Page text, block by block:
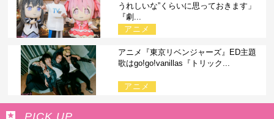
うれしいな”くらいに思っておきます」
『劇...
アニメ
アニメ『東京リベンジャーズ』ED主題
歌はgo!go!vanillas『トリック...
アニメ
PICK UP